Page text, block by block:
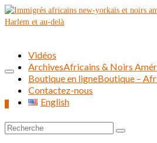
Rechercher :
Vidéos
ArchivesAfricains & Noirs
Boutique en ligneBoutique –
Contactez-nous
English